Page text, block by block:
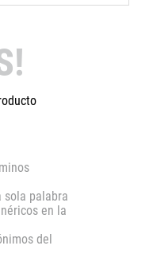
sola palabra
en la
del